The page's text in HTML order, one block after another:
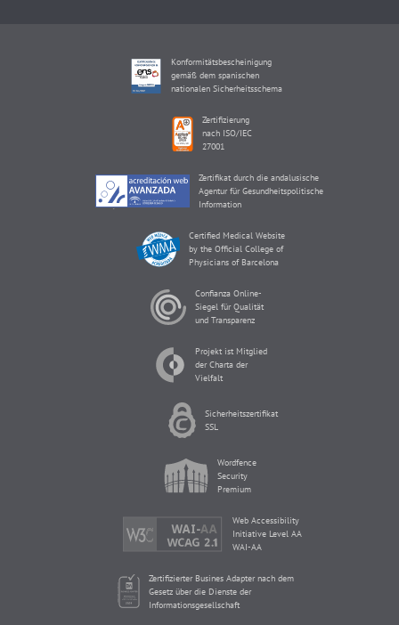
Konformitätsbescheinigung
gemäß dem spanischen
nationalen Sicherheitsschema
Zertifizierung
nach ISO/IEC
27001
Zertifikat durch die andalusische
Agentur für Gesundheitspolitische
Information
Certified Medical Website
by the Official College of
Physicians of Barcelona
Confianza Online-
Siegel für Qualität
und Transparenz
Projekt ist Mitglied
der Charta der
Vielfalt
Sicherheitszertifikat
SSL
Wordfence
Security
Premium
Web Accessibility
Initiative Level AA
WAI-AA
Zertifizierter Busines Adapter nach dem
Gesetz über die Dienste der
Informationsgesellschaft